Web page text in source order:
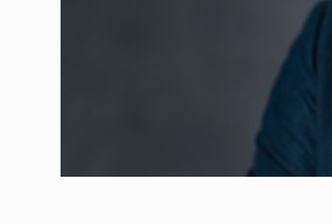
COFFEE IS OUR
Hard Enduro
Fondul de
STIRI RANGE ROVER